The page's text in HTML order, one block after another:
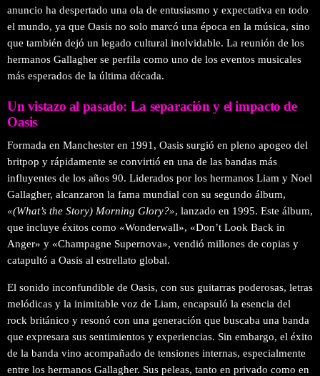
anuncio ha despertado una ola de entusiasmo y expectativa en todo
el mundo, ya que Oasis no solo marcó una época en la música, sino
que también dejó un legado cultural inolvidable. La reunión de los
hermanos Gallagher se perfila como uno de los eventos musicales
más esperados de la última década.
Un vistazo al pasado: La separación y el impacto de
Oasis
Formada en Manchester en 1991, Oasis surgió en pleno apogeo del
britpop y rápidamente se convirtió en una de las bandas más
influyentes de los años 90. Liderados por los hermanos Liam y Noel
Gallagher, alcanzaron la fama mundial con su segundo álbum,
«(What’s the Story) Morning Glory?», lanzado en 1995. Este álbum,
que incluye éxitos como «Wonderwall», «Don’t Look Back in
Anger» y «Champagne Supernova», vendió millones de copias y
catapultó a Oasis al estrellato global.
El sonido inconfundible de Oasis, con sus guitarras poderosas, letras
melódicas y la inimitable voz de Liam, encapsuló la esencia del
rock británico y resonó con una generación que buscaba una banda
que expresara sus sentimientos y experiencias. Sin embargo, el éxito
de la banda vino acompañado de tensiones internas, especialmente
entre los hermanos Gallagher. Sus peleas, tanto en privado como en